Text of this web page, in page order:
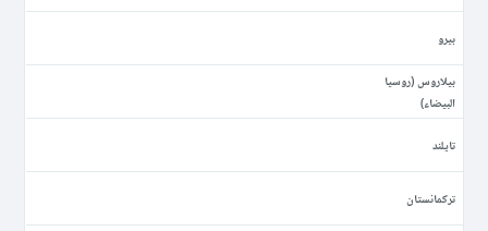
بيرو
بيلاروس (روسيا
البيضاء)
تايلند
تركمانستان